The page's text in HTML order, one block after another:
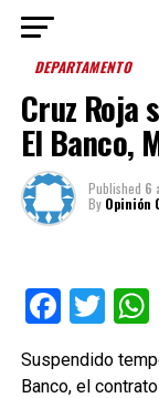
DEPARTAMENTO
Cruz Roja
El Banco,
Published 6
By Opinión
Suspendido
Banco, el